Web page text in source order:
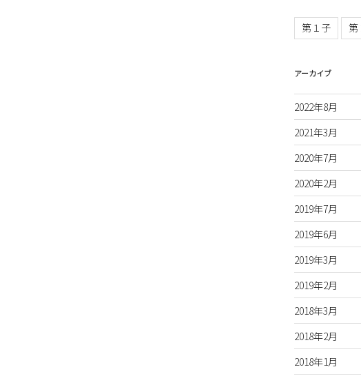
第１子 第
アーカイブ
2022年8月
2021年3月
2020年7月
2020年2月
2019年7月
2019年6月
2019年3月
2019年2月
2018年3月
2018年2月
2018年1月